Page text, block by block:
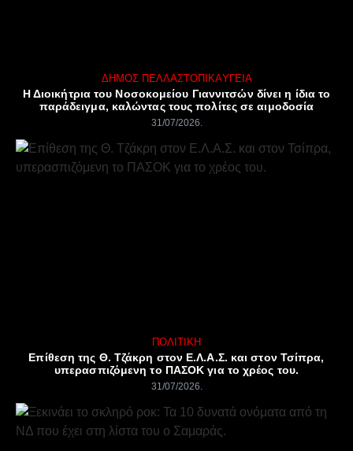
ΔΉΜΟΣ ΠΈΛΛΑΣΤΟΠΙΚΆΥΓΕΊΑ
Η Διοικήτρια του Νοσοκομείου Γιαννιτσών δίνει η ίδια το
παράδειγμα, καλώντας τους πολίτες σε αιμοδοσία
31/07/2026
ΠΟΛΙΤΙΚΉ
Επίθεση της Θ. Τζάκρη στον Ε.Λ.Α.Σ. και στον Τσίπρα,
υπερασπιζόμενη το ΠΑΣΟΚ για το χρέος του.
31/07/2026